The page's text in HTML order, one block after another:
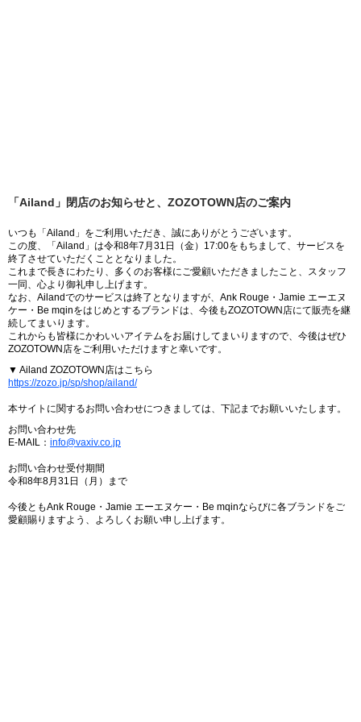
「Ailand」閉店のお知らせと、ZOZOTOWN店のご案内
いつも「Ailand」をご利用いただき、誠にありがとうございます。
この度、「Ailand」は令和8年7月31日（金）17:00をもちまして、サービスを
終了させていただくこととなりました。
これまで長きにわたり、多くのお客様にご愛顧いただきましたこと、スタッフ
一同、心より御礼申し上げます。
なお、Ailandでのサービスは終了となりますが、Ank Rouge・Jamie エーエヌ
ケー・Be mqinをはじめとするブランドは、今後もZOZOTOWN店にて販売を継
続してまいります。
これからも皆様にかわいいアイテムをお届けしてまいりますので、今後はぜひ
ZOZOTOWN店をご利用いただけますと幸いです。
▼ Ailand ZOZOTOWN店はこちら
https://zozo.jp/sp/shop/ailand/
本サイトに関するお問い合わせにつきましては、下記までお願いいたします。
お問い合わせ先
E-MAIL： info@vaxiv.co.jp
お問い合わせ受付期間
令和8年8月31日（月）まで
今後ともAnk Rouge・Jamie エーエヌケー・Be mqinならびに各ブランドをご
愛顧賜りますよう、よろしくお願い申し上げます。